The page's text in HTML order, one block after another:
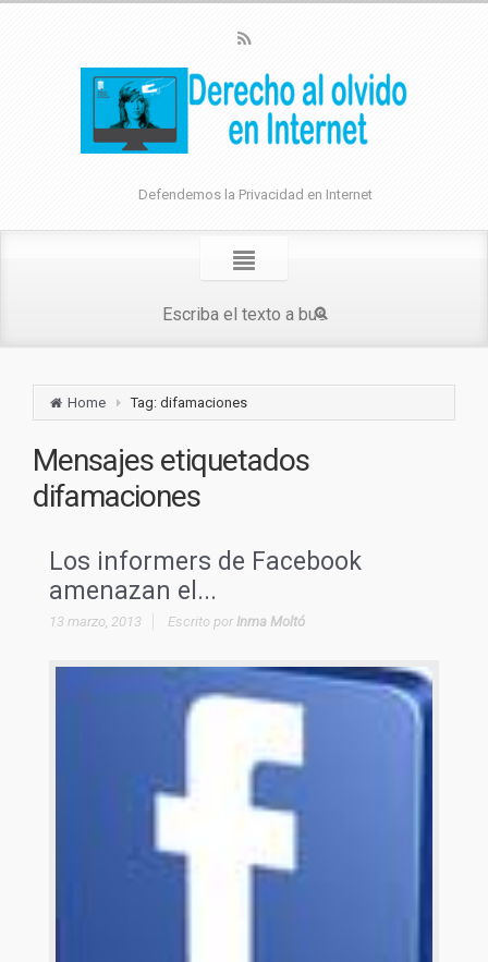
Defendemos la Privacidad en Internet
Home Tag: difamaciones
Mensajes etiquetados
difamaciones
Los informers de Facebook
amenazan el...
13 marzo, 2013 Escrito por Inma Moltó